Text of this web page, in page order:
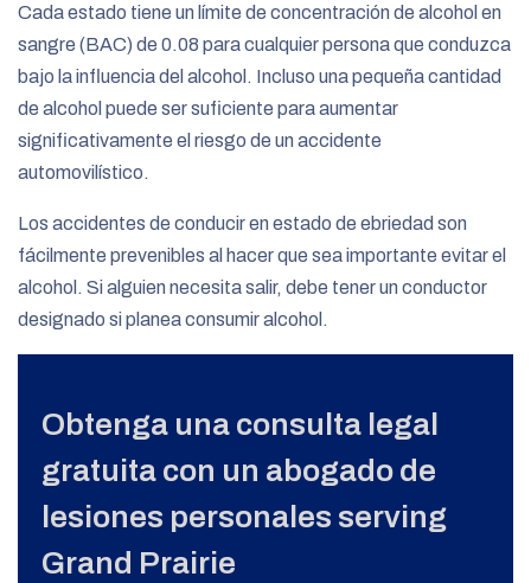
Cada estado tiene un límite de concentración de alcohol en
sangre (BAC) de 0.08 para cualquier persona que conduzca
bajo la influencia del alcohol. Incluso una pequeña cantidad
de alcohol puede ser suficiente para aumentar
significativamente el riesgo de un accidente
automovilístico.
Los accidentes de conducir en estado de ebriedad son
fácilmente prevenibles al hacer que sea importante evitar el
alcohol. Si alguien necesita salir, debe tener un conductor
designado si planea consumir alcohol.
Obtenga una consulta legal
gratuita con un abogado de
lesiones personales serving
Grand Prairie